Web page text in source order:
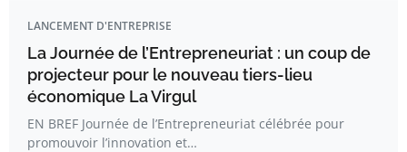
LANCEMENT D'ENTREPRISE
La Journée de l’Entrepreneuriat : un coup de
projecteur pour le nouveau tiers-lieu
économique La Virgul
EN BREF Journée de l’Entrepreneuriat célébrée pour
promouvoir l’innovation et…